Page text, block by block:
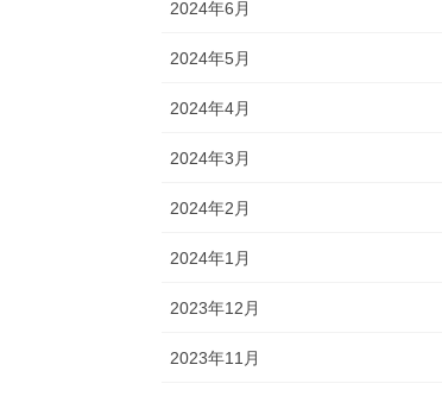
2024年6月
2024年5月
2024年4月
2024年3月
2024年2月
2024年1月
2023年12月
2023年11月